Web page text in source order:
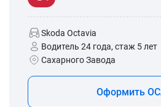
Skoda Octavia
Водитель 24 года, стаж 5 лет
Сахарного Завода
Оформить